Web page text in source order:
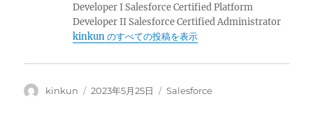
Developer I Salesforce Certified Platform
Developer II Salesforce Certified Administrator
kinkun のすべての投稿を表示
投
kinkun
投
2023年5月25日
カ
Salesforce